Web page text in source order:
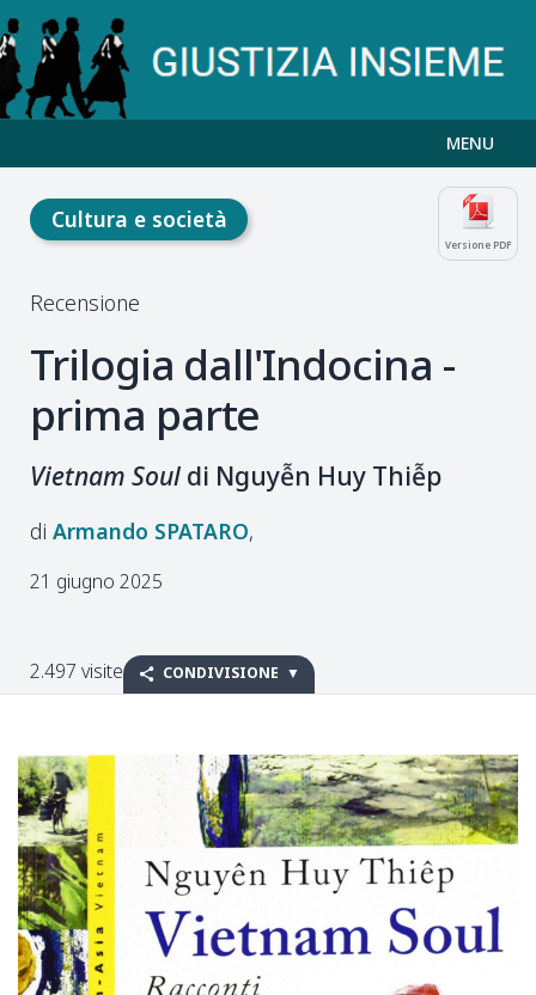
MENU
Versione PDF
Cultura e società
Recensione
Trilogia dall'Indocina -
prima parte
Vietnam Soul di Nguyễn Huy Thiễp
Armando SPATARO
21 giugno 2025
2.497 visite CONDIVISIONE